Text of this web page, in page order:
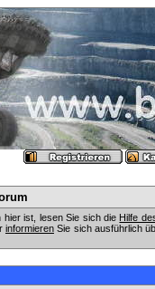
hier ist, lesen Sie sich die Hilfe
informierenSie sich ausführlich